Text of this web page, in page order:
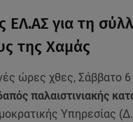
ΕΛ.ΑΣ για τη
της Χαμάς
ώρες χθες, Σάββατο 6
παλαιστινιακής
Υπηρεσίας